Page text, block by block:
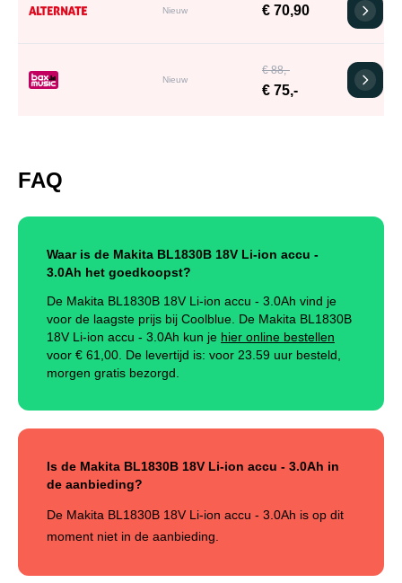
Nieuw € 70,90
Nieuw
€ 88,-
€ 75,-
FAQ
Waar is de Makita BL1830B 18V Li-ion accu -
3.0Ah het goedkoopst?
De Makita BL1830B 18V Li-ion accu - 3.0Ah vind je
voor de laagste prijs bij Coolblue. De Makita BL1830B
18V Li-ion accu - 3.0Ah kun je hier online bestellen
voor € 61,00 De levertijd is: voor 23.59 uur besteld,
morgen gratis bezorgd.
Is de Makita BL1830B 18V Li-ion accu - 3.0Ah in
de aanbieding?
De Makita BL1830B 18V Li-ion accu - 3.0Ah is op dit
moment niet in de aanbieding.